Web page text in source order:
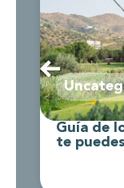
Guía de
te